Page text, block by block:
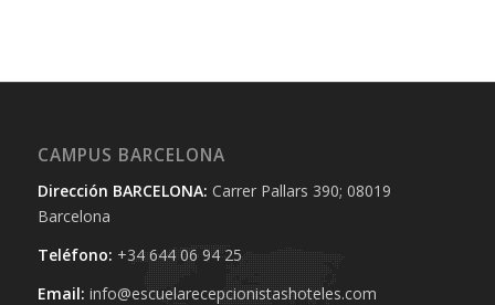
CAMPUS BARCELONA
Dirección BARCELONA: Carrer Pallars 390; 08019
Barcelona
Teléfono: +34 644 06 94 25‬
Email: info@escuelarecepcionistashoteles.com